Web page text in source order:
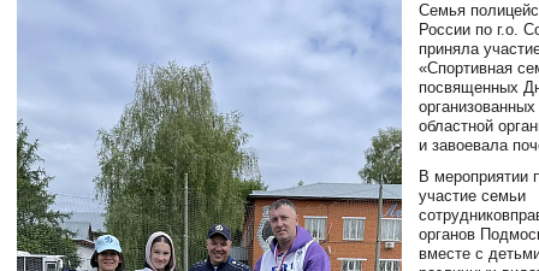
Семья
России по г.о.
приняла
«Спортивная
посвященных
областной
и завоевала
В мероприятии
участие семьи
органов
вместе с